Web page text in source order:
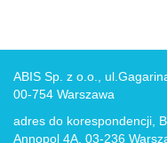
ABIS Sp. z o.o.,
00-754 Warszawa
adres do korespondencji,
Annopol 4A, 03-236